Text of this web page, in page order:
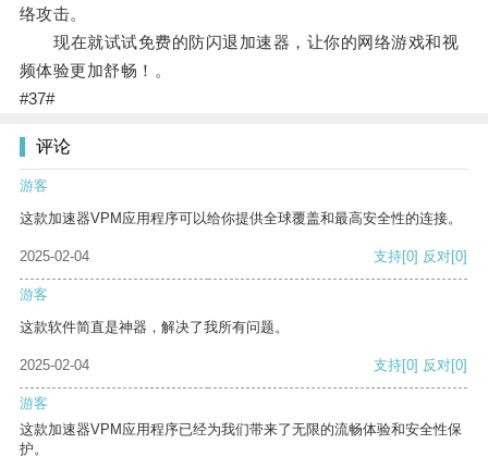
络攻击。
现在就试试免费的防闪退加速器，让你的网络游戏和视
频体验更加舒畅！。
#37#
评论
游客
这款加速器VPM应用程序可以给你提供全球覆盖和最高安全性的连接。
2025-02-04 支持[0] 反对[0]
游客
这款软件简直是神器，解决了我所有问题。
2025-02-04 支持[0] 反对[0]
游客
这款加速器VPM应用程序已经为我们带来了无限的流畅体验和安全性保
护。